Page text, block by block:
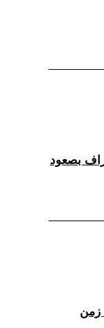
بصعود
زمن